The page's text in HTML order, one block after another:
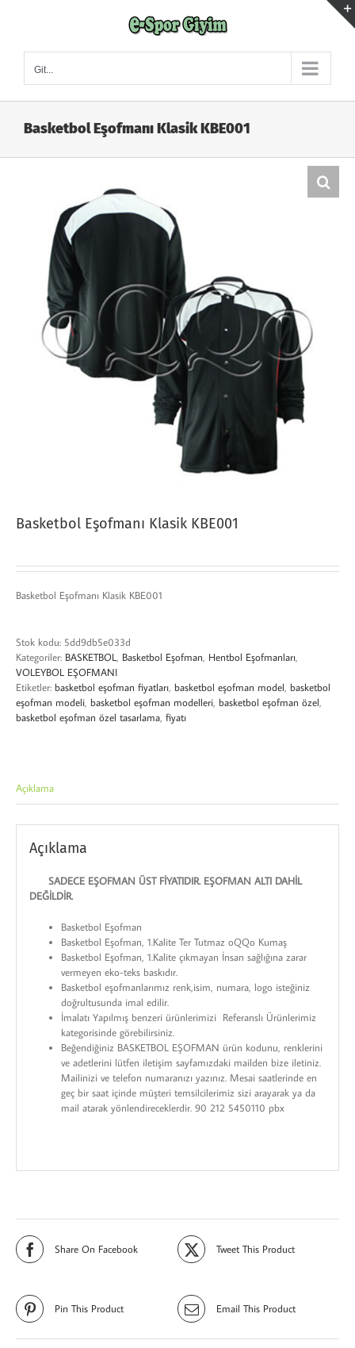
Git...
Basketbol Eşofmanı Klasik KBE001
Basketbol Eşofmanı Klasik KBE001
Basketbol Eşofmanı Klasik KBE001
Stok kodu: 5dd9db5e033d
Kategoriler: BASKETBOL Basketbol Eşofman Hentbol Eşofmanları
VOLEYBOL EŞOFMANI
Etiketler: basketbol eşofman fiyatları basketbol eşofman model basketbol
eşofman modeli basketbol eşofman modelleri basketbol eşofman özel
basketbol eşofman özel tasarlama fiyatı
Açıklama
Açıklama
SADECE EŞOFMAN ÜST FİYATIDIR. EŞOFMAN ALTI DAHİL
DEĞİLDİR.
Basketbol Eşofman
Basketbol Eşofman, 1.Kalite Ter Tutmaz oQQo Kumaş
Basketbol Eşofman, 1.Kalite çıkmayan İnsan sağlığına zarar
vermeyen eko-teks baskıdır.
Basketbol eşofmanlarımız renk,isim, numara, logo isteğiniz
doğrultusunda imal edilir.
İmalatı Yapılmış benzeri ürünlerimizi Referanslı Ürünlerimiz
kategorisinde görebilirsiniz.
Beğendiğiniz BASKETBOL EŞOFMAN ürün kodunu, renklerini
ve adetlerini lütfen iletişim sayfamızdaki mailden bize iletiniz.
Mailinizi ve telefon numaranızı yazınız. Mesai saatlerinde en
geç bir saat içinde müşteri temsilcilerimiz sizi arayarak ya da
mail atarak yönlendireceklerdir. 90 212 5450110 pbx
Share On Facebook Tweet This Product
Pin This Product Email This Product